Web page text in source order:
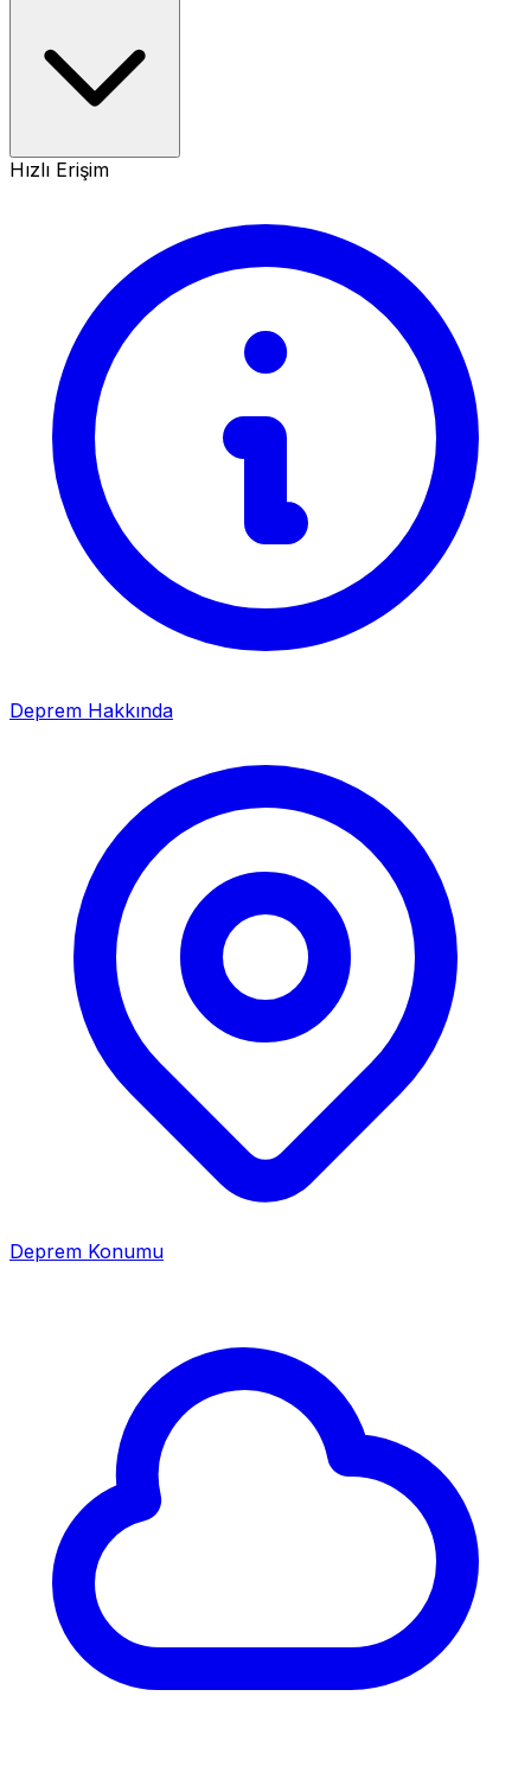
Hızlı Erişim
Deprem Hakkında
Deprem Konumu